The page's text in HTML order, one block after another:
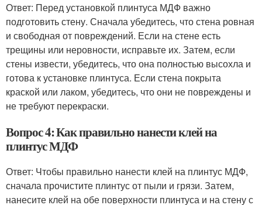
Ответ: Перед установкой плинтуса МДФ важно
подготовить стену. Сначала убедитесь, что стена ровная
и свободная от повреждений. Если на стене есть
трещины или неровности, исправьте их. Затем, если
стены извести, убедитесь, что она полностью высохла и
готова к установке плинтуса. Если стена покрыта
краской или лаком, убедитесь, что они не повреждены и
не требуют перекраски.
Вопрос 4: Как правильно нанести клей на
плинтус МДФ
Ответ: Чтобы правильно нанести клей на плинтус МДФ,
сначала прочистите плинтус от пыли и грязи. Затем,
нанесите клей на обе поверхности плинтуса и на стену с